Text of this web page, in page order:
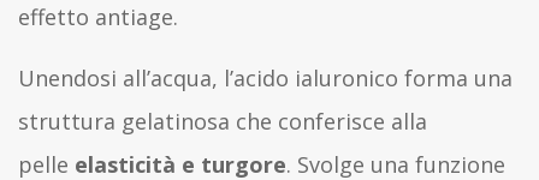
effetto antiage.
Unendosi all’acqua, l’acido ialuronico forma una
struttura gelatinosa che conferisce alla
pelle elasticità e turgore. Svolge una funzione